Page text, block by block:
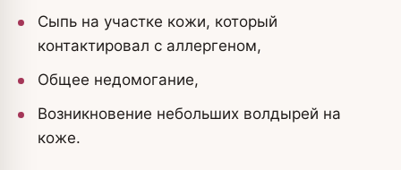
Сыпь на участке кожи, который
контактировал с аллергеном,
Общее недомогание,
Возникновение небольших волдырей на
коже.